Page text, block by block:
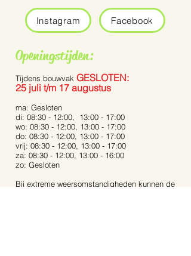
Instagram Facebook
Openingstijden:
Tijdens bouwvak GESLOTEN:
25 juli t/m 17 augustus
ma: Gesloten
di: 08:30 - 12:00, 13:00 - 17:00
wo: 08:30 - 12:00, 13:00 - 17:00
do: 08:30 - 12:00, 13:00 - 17:00
vrij: 08:30 - 12:00, 13:00 - 17:00
za: 08:30 - 12:00, 13:00 - 16:00
zo: Gesloten
Bij extreme weersomstandigheden kunnen de